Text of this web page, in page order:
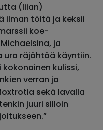
(liian)
ilman töitä ja keksii
koe-
ja
räjähtää käyntiin.
kulissi,
verran ja
sekä lavalla
juuri silloin